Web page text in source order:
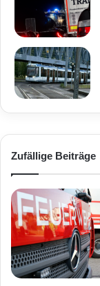
Zufällige Beiträge